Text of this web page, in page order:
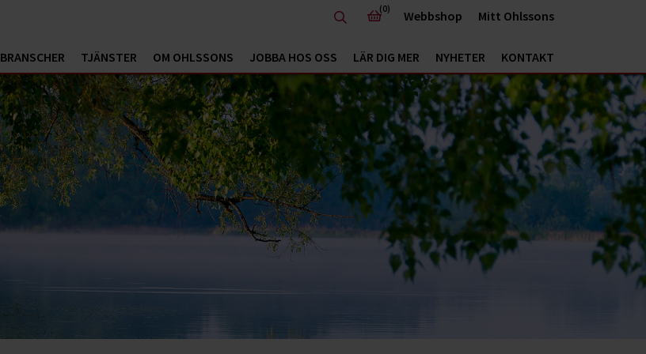
BRANSCHER TJÄNSTER OM OHLSSONS JOBBA HOS OSS LÄR DIG MER NYHETER KONTAKT
(0) Webbshop Mitt Ohlssons